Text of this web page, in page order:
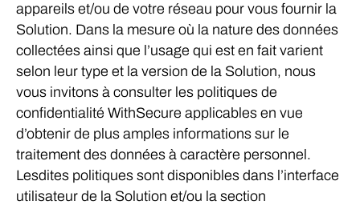
appareils et/ou de votre réseau pour vous fournir la
Solution. Dans la mesure où la nature des données
collectées ainsi que l’usage qui est en fait varient
selon leur type et la version de la Solution, nous
vous invitons à consulter les politiques de
confidentialité WithSecure applicables en vue
d’obtenir de plus amples informations sur le
traitement des données à caractère personnel.
Lesdites politiques sont disponibles dans l’interface
utilisateur de la Solution et/ou la section